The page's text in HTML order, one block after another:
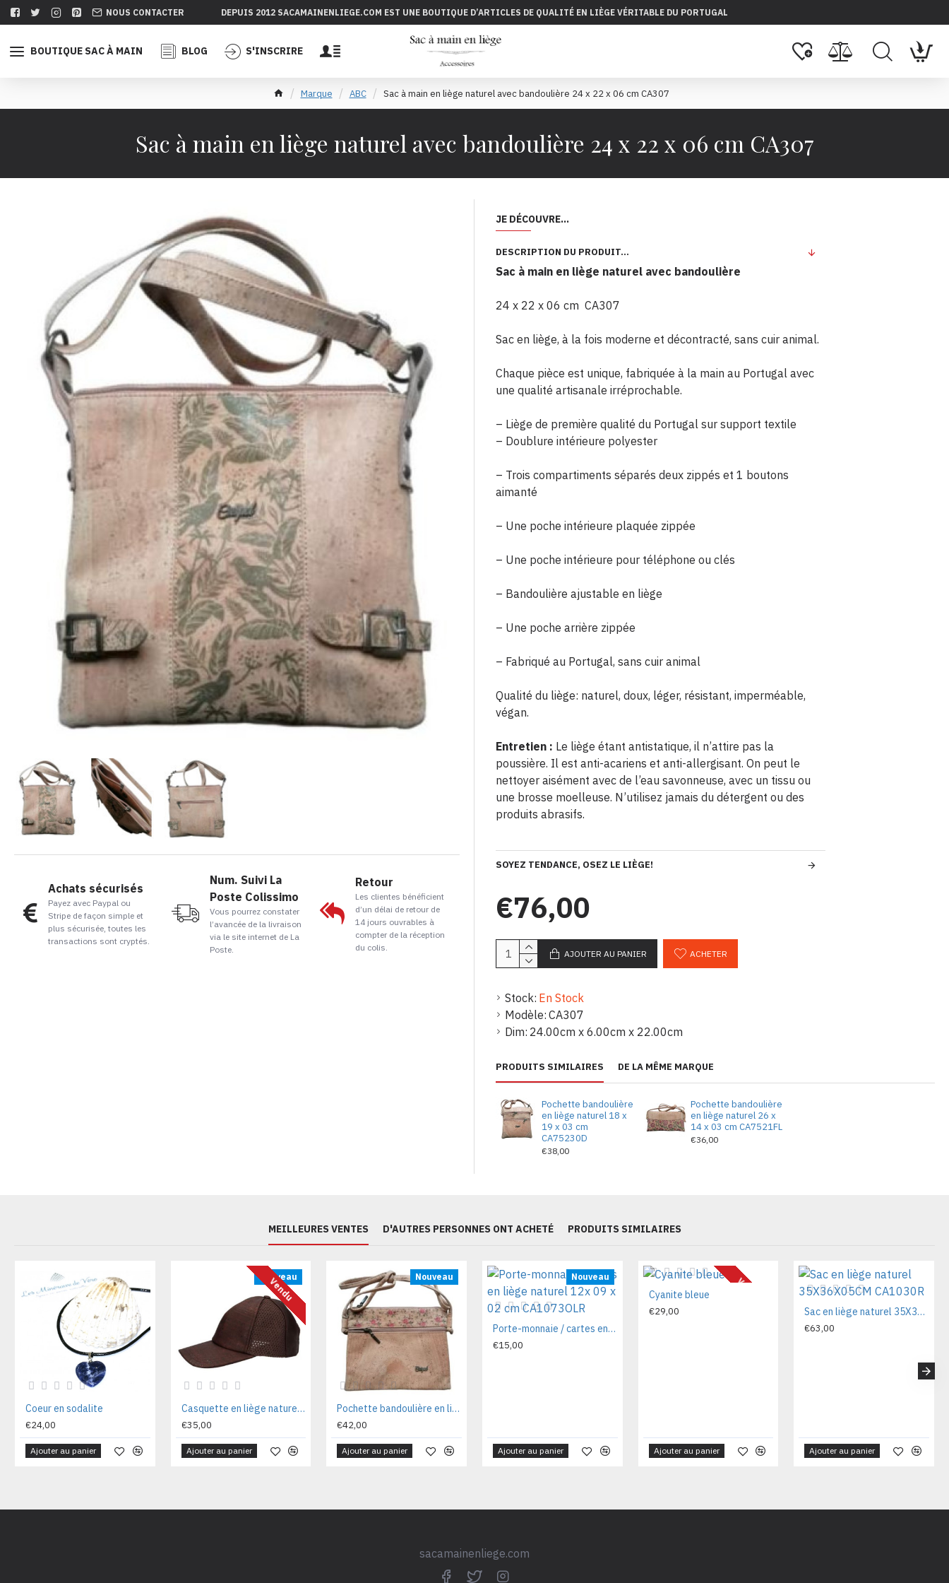
NOUS CONTACTER DEPUIS 2012 SACAMAINENLIEGE.COM EST UNE BOUTIQUE D’ARTICLES DE QUALITÉ EN LIÈGE VÉRITABLE DU PORTUGAL
BOUTIQUE SAC À MAIN BLOG S'INSCRIRE
Marque ABC Sac à main en liège naturel avec bandoulière 24 x 22 x 06 cm CA307
Sac à main en liège naturel avec bandoulière 24 x 22 x 06 cm CA307
Achats sécurisés
Payez avec Paypal ou
Stripe de façon simple et
plus sécurisée, toutes les
transactions sont cryptés.
Num. Suivi La
Poste Colissimo
Vous pourrez constater
l’avancée de la livraison
via le site internet de La
Poste.
Retour
Les clientes bénéficient
d’un délai de retour de
14 jours ouvrables à
compter de la réception
du colis.
JE DÉCOUVRE...
DESCRIPTION DU PRODUIT...
Sac à main en liège naturel avec bandoulière
24 x 22 x 06 cm CA307
Sac en liège, à la fois moderne et décontracté, sans cuir animal.
Chaque pièce est unique, fabriquée à la main au Portugal avec
une qualité artisanale irréprochable.
– Liège de première qualité du Portugal sur support textile
– Doublure intérieure polyester
– Trois compartiments séparés deux zippés et 1 boutons
aimanté
– Une poche intérieure plaquée zippée
– Une poche intérieure pour téléphone ou clés
– Bandoulière ajustable en liège
– Une poche arrière zippée
– Fabriqué au Portugal, sans cuir animal
Qualité du liège: naturel, doux, léger, résistant, imperméable,
végan.
Entretien : Le liège étant antistatique, il n’attire pas la
poussière. Il est anti-acariens et anti-allergisant. On peut le
nettoyer aisément avec de l’eau savonneuse, avec un tissu ou
une brosse moelleuse. N’utilisez jamais du détergent ou des
produits abrasifs.
SOYEZ TENDANCE, OSEZ LE LIÈGE!
Stock: En Stock
Modèle: CA307
Dim: 24.00cm x 6.00cm x 22.00cm
€76,00
AJOUTER AU PANIER ACHETER
PRODUITS SIMILAIRES DE LA MÊME MARQUE
Pochette bandoulière
en liège naturel 18 x
19 x 03 cm
CA75230D
€38,00
Pochette bandoulière
en liège naturel 26 x
14 x 03 cm CA7521FL
€36,00
MEILLEURES VENTES D'AUTRES PERSONNES ONT ACHETÉ PRODUITS SIMILAIRES
Coeur en sodalite
€24,00
Ajouter au panier
Nouveau
Vendu
Casquette en liège naturel coton rede MSCAQTMR58 Tl n.58
€35,00
Ajouter au panier
Nouveau
Pochette bandoulière en liège naturel dore 22 x 17 x 03 cm CA1011FL
€42,00
Ajouter au panier
Nouveau
Porte-monnaie / cartes en liège naturel 12x 09 x 02 cm CA1073OLR
€15,00
Ajouter au panier
Vendu
Cyanite bleue
€29,00
Ajouter au panier
Sac en liège naturel 35X36X05CM CA1030R
€63,00
Ajouter au panier
sacamainenliege.com